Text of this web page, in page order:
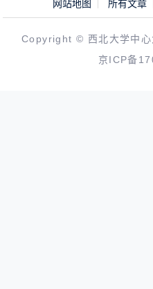
网站地图 所有文章
Copyright © 西北大学中心
京ICP备